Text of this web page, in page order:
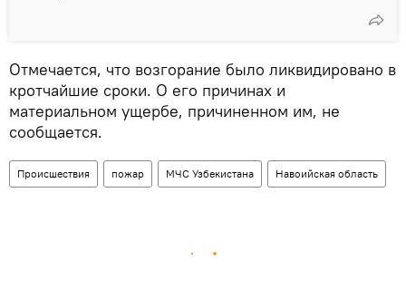
Отмечается, что возгорание было ликвидировано в
кротчайшие сроки. О его причинах и
материальном ущербе, причиненном им, не
сообщается.
Происшествия пожар МЧС Узбекистана Навоийская область